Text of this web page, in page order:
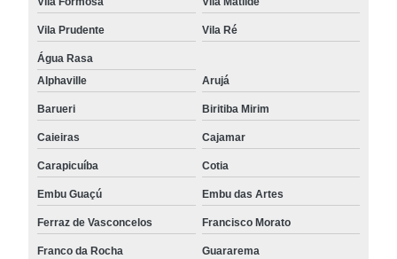
Vila Prudente Vila Ré
Água Rasa
Alphaville
Arujá
Barueri Biritiba Mirim
Caieiras Cajamar
Carapicuíba Cotia
Embu Guaçú Embu das Artes
Ferraz de Vasconcelos Francisco Morato
Franco da Rocha Guararema